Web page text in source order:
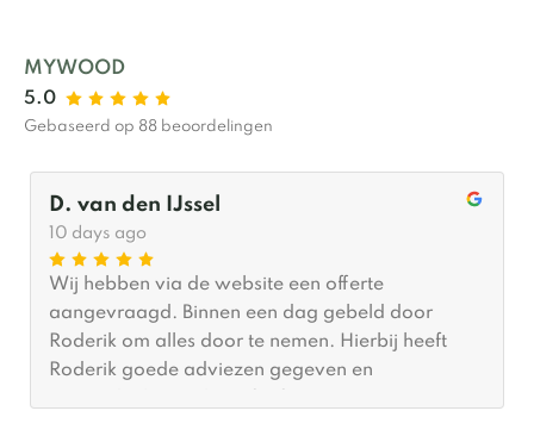
MYWOOD
5.0
Gebaseerd op 88 beoordelingen
D. van den IJssel
10 days ago
Wij hebben via de website een offerte
aangevraagd. Binnen een dag gebeld door
Roderik om alles door te nemen. Hierbij heeft
Roderik goede adviezen gegeven en